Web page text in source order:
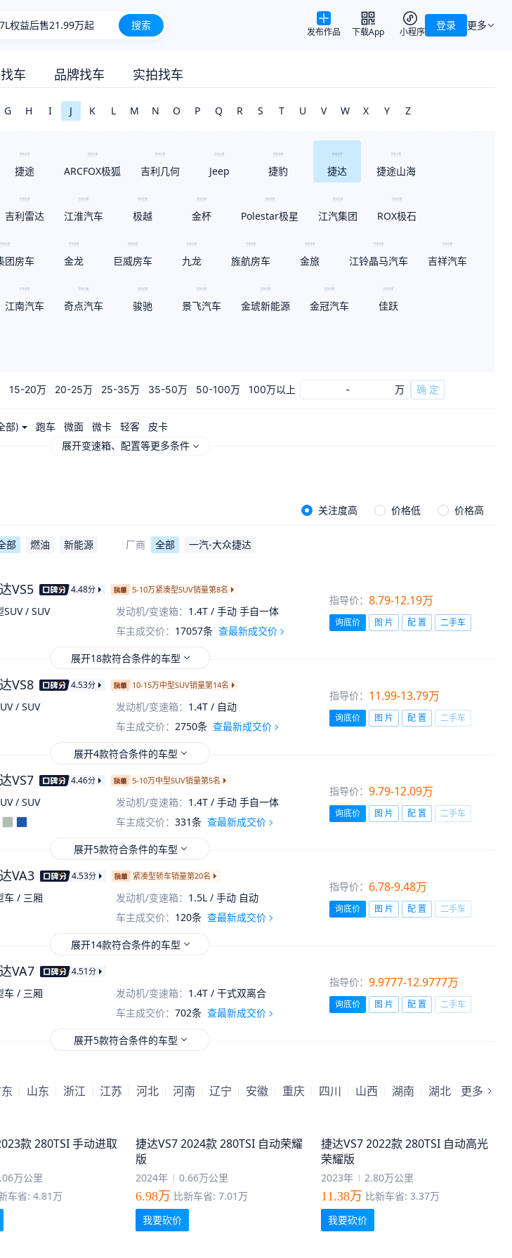
新车上市 搜索 更多
登录
发布作品 下载App 小程序
车 品牌找车 实拍找车
G H I J K L M N O P Q R S T U V W X Y Z
捷途 ARCFOX极狐 吉利几何 Jeep 捷豹 捷达 捷途山海
吉利雷达 江淮汽车 极越 金杯 Polestar极星 江汽集团 ROX极石
团房车 金龙 巨威房车 九龙 旌航房车 金旅 江铃晶马汽车 吉祥汽车
江南汽车 奇点汽车 骏驰 景飞汽车 金琥新能源 金冠汽车 佳跃
15-20万 20-25万 25-35万 35-50万 50-100万 100万以上 - 万 确 定
部) 跑车 微面 微卡 轻客 皮卡
展开变速箱、配置等更多条件
关注度高 价格低 价格高
部 燃油 新能源 厂商 全部 一汽-大众捷达
VS5 4.48分 5-10万紧凑型SUV销量第8名
SUV / SUV 发动机/变速箱： 1.4T / 手动 手自一体
车主成交价： 17057条 查最新成交价
指导价： 8.79-12.19万
询底价 图 片 配 置 二手车
展开18款符合条件的车型
VS8 4.53分 10-15万中型SUV销量第14名
/ SUV 发动机/变速箱： 1.4T / 自动
车主成交价： 2750条 查最新成交价
指导价： 11.99-13.79万
询底价 图 片 配 置 二手车
展开4款符合条件的车型
VS7 4.46分 5-10万中型SUV销量第5名
/ SUV 发动机/变速箱： 1.4T / 手动 手自一体
车主成交价： 331条 查最新成交价
指导价： 9.79-12.09万
询底价 图 片 配 置 二手车
展开5款符合条件的车型
VA3 4.53分 紧凑型轿车销量第20名
车 / 三厢 发动机/变速箱： 1.5L / 手动 自动
车主成交价： 120条 查最新成交价
指导价： 6.78-9.48万
询底价 图 片 配 置 二手车
展开14款符合条件的车型
VA7 4.51分
车 / 三厢 发动机/变速箱： 1.4T / 干式双离合
车主成交价： 702条 查最新成交价
指导价： 9.9777-12.9777万
询底价 图 片 配 置 二手车
展开5款符合条件的车型
山东 浙江 江苏 河北 河南 辽宁 安徽 重庆 四川 山西 湖南 湖北 更多
款 280TSI 手动进取
万公里
车省: 4.81万
捷达VS7 2024款 280TSI 自动荣耀
版
2024年 0.66万公里
6.98万 比新车省: 7.01万
我要砍价
捷达VS7 2022款 280TSI 自动高光
荣耀版
2023年 2.80万公里
11.38万 比新车省: 3.37万
我要砍价